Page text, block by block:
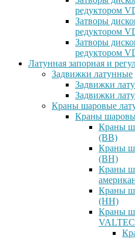
редуктором
Затворы
редуктором
Затворы
редуктором
Латунная запорная и
Задвижки латунные
Задвижки
Задвижки
Краны шаровые
Краны
Краны
(ВВ)
Краны
(ВН)
Краны
Краны
(НН)
Краны